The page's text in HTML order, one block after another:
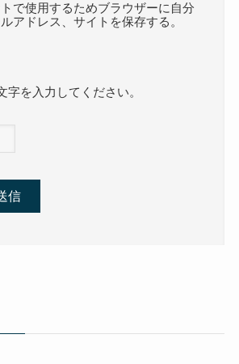
で使用するためブラウザーに自分
アドレス、サイトを保存する。
字を入力してください。